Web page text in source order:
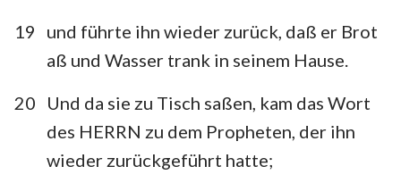
22
19
und führte ihn wieder zurück, daß er Brot
aß und Wasser trank in seinem Hause.
20
Und da sie zu Tisch saßen, kam das Wort
des HERRN zu dem Propheten, der ihn
wieder zurückgeführt hatte;